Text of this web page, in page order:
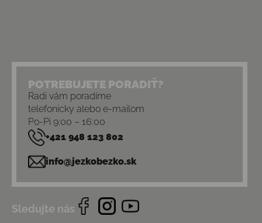
POTREBUJETE PORADIŤ?
Radi vám poradíme
telefonicky alebo e-mailom
Po-Pi 9:00 – 16:00
+421 948 123 802
info@jezkobezko.sk
Sledujte nás